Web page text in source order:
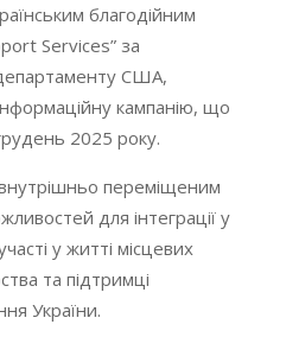
благодійним
Services” за
США,
кампанію, що
2025 року.
переміщеним
для інтеграції у
у житті місцевих
та підтримці
України.